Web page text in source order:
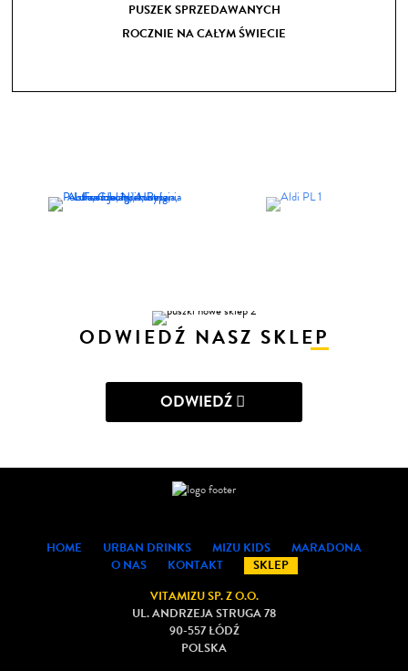
PUSZEK SPRZEDAWANYCH
ROCZNIE NA CAŁYM ŚWIECIE
ODWIEDŹ NASZ SKLEP
ODWIEDŹ
HOME URBAN DRINKS MIZU KIDS
MARADONA
O NAS
KONTAKT
SKLEP
VITAMIZU SP. Z O.O.
UL. ANDRZEJA STRUGA 78
90-557 ŁÓDŹ
POLSKA